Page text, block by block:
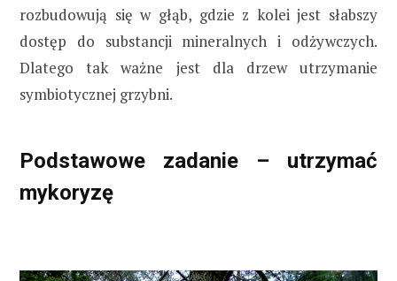
rozbudowują się w głąb, gdzie z kolei jest słabszy
dostęp do substancji mineralnych i odżywczych.
Dlatego tak ważne jest dla drzew utrzymanie
symbiotycznej grzybni.
Podstawowe zadanie – utrzymać
mykoryzę